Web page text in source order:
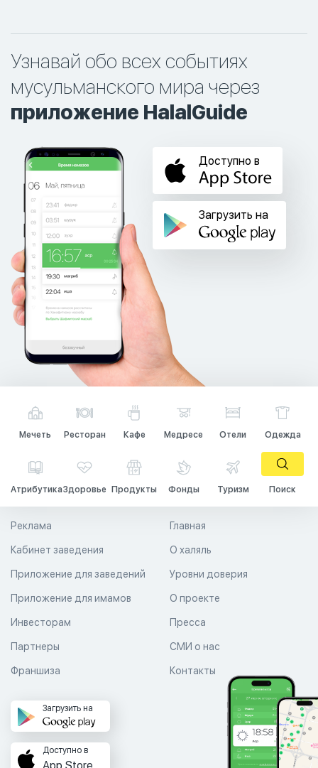
Узнавай обо всех событиях
мусульманского мира через
приложение HalalGuide
Доступно в
Загрузить на
Мечеть Ресторан Кафе Медресе Отели Одежда
АтрибутикаЗдоровье Продукты Фонды Туризм Поиск
Главная
О халяль
Уровни доверия
Реклама
Кабинет заведения
Приложение для заведений
Приложение для имамов О проекте
Пресса
СМИ о нас
Контакты
Инвесторам
Партнеры
Франшиза
Загрузить на
Доступно в